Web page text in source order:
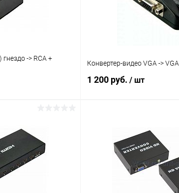
-> RCA +
В наличии (4)
Конвертер-видео VGA ->
1 200 руб. / шт
Сравнение
В избранное